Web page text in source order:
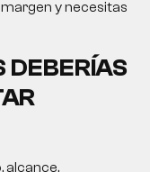
y necesitas
DEBERÍAS
alcance,